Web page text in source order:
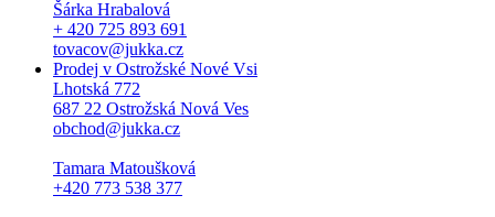
Šárka Hrabalová
+ 420 725 893 691
tovacov@jukka.cz
Prodej v Ostrožské Nové Vsi
Lhotská 772
687 22 Ostrožská Nová Ves
obchod@jukka.cz
Tamara Matoušková
+420 773 538 377